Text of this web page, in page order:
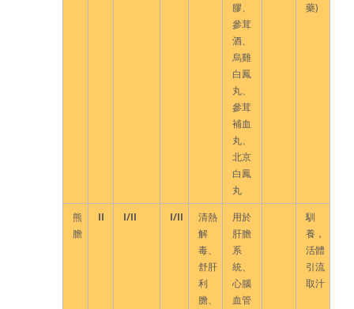
膠、
參茸
酒、
烏雞
白鳳
丸、
參茸
補血
丸、
北京
白鳳
丸
藥)
熊
膽
II I/II I/II
清熱
解
毒、
舒肝
利
膽、
用於
肝膽
系
統、
心腦
血管
馴
養，
活體
引流
取汁